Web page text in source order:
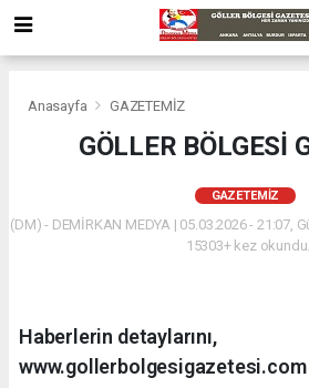
Anasayfa GAZETEMİZ
GÖLLER BÖLGESİ
GAZETEMİZ
(DM) - DEMİRKAN MEDYA | 05.03.2026 - 21:07,
15303+ kez okundu.
Haberlerin detaylarını,